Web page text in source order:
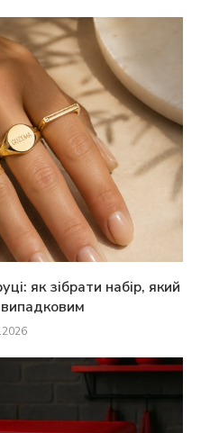
як зібрати набір, який